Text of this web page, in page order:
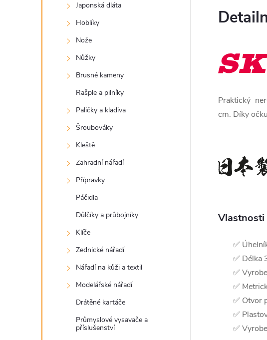
Japonská dláta
Hoblíky
Nože
Nůžky
Brusné kameny
Rašple a pilníky
Paličky a kladiva
Šroubováky
Kleště
Zahradní nářadí
Přípravky
Páčidla
Důlčíky a průbojníky
Klíče
Zednické nářadí
Nářadí na kůži a textil
Modelářské nářadí
Drátěné kartáče
Průmyslové vysavače a
příslušenství
Praktický
cm. Díky
Vlastnosti
✅
✅ Délka
✅
✅
✅ Otvor
✅
✅